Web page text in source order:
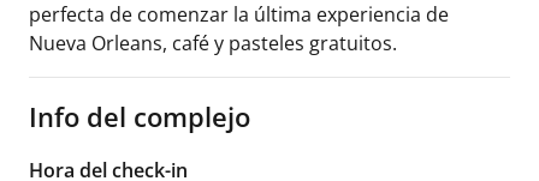
perfecta de comenzar la última experiencia de
Nueva Orleans, café y pasteles gratuitos.
Info del complejo
Hora del check-in